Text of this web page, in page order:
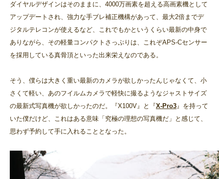
ダイヤルデザインはそのままに、4000万画素を超える高画素機として
アップデートされ、強力な手ブレ補正機構があって、最大2倍までデ
ジタルテレコンが使えるなど、これでもかというくらい最新の中身で
ありながら、その軽量コンパクトさっぷりは、これぞAPS-Cセンサー
を採用している真骨頂といった出来栄えなのである。
そう、僕らは大きく重い最新のカメラが欲しかったんじゃなくて、小
さくて軽い、あのフイルムカメラで軽快に撮るようなジャストサイズ
の最新式写真機が欲しかったのだ。『X100V』と『X-Pro3』を持って
いた僕だけど、これはある意味「究極の理想の写真機だ」と感じて、
思わず予約して手に入れることとなった。